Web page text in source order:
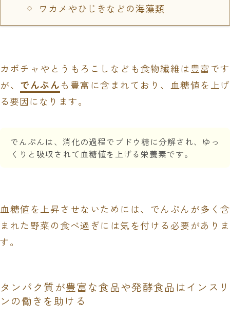
ワカメやひじきなどの海藻類
カボチャやとうもろこしなども食物繊維は豊富です
が、 でんぷんも豊富に含まれており、血糖値を上げ
る要因になります。
でんぷんは、消化の過程でブドウ糖に分解され、ゆっ
くりと吸収されて血糖値を上げる栄養素です。
血糖値を上昇させないためには、でんぷんが多く含
まれた野菜の食べ過ぎには気を付ける必要がありま
す。
タンパク質が豊富な食品や発酵食品はインスリ
ンの働きを助ける